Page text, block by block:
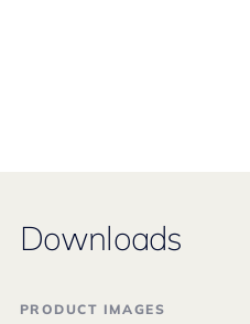
Downloads
PRODUCT IMAGES